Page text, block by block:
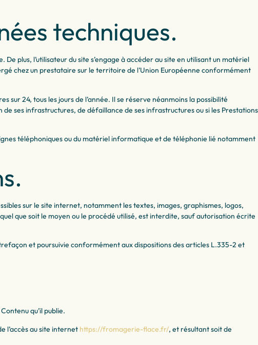
techniques.
plus, l’utilisateur du site s’engage à accéder au site en utilisant un matériel
chez un prestataire sur le territoire de l’Union Européenne conformément
sur 24, tous les jours de l’année. Il se réserve néanmoins la possibilité
ses infrastructures, de défaillance de ses infrastructures ou si les Prestations
téléphoniques ou du matériel informatique et de téléphonie lié notamment
sur le site internet, notamment les textes, images, graphismes, logos,
que soit le moyen ou le procédé utilisé, est interdite, sauf autorisation écrite
et poursuivie conformément aux dispositions des articles L.335-2 et
qu’il publie.
l’accès au site internet https://fromagerie-flace.fr/, et résultant soit de